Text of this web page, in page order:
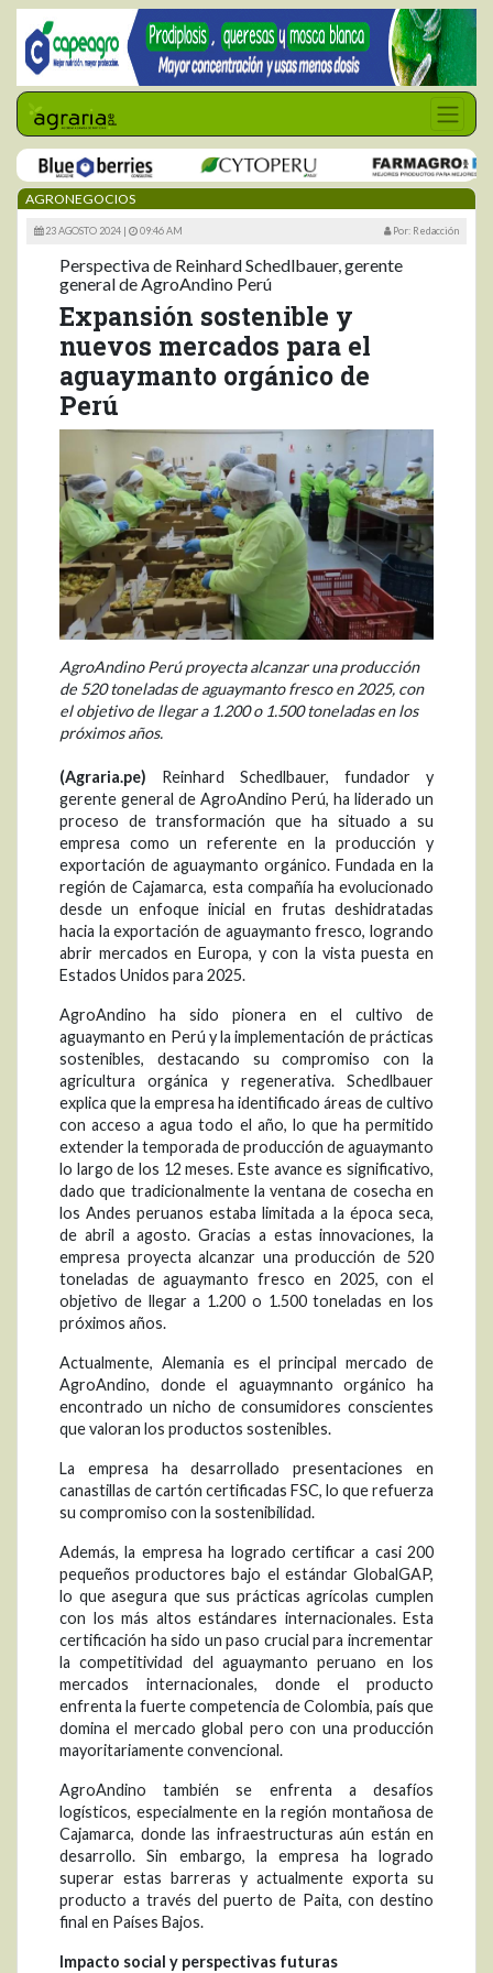
AGRONEGOCIOS
23 AGOSTO 2024 | 09:46 AM Por: Redacción
Perspectiva de Reinhard Schedlbauer, gerente
general de AgroAndino Perú
Expansión sostenible y
nuevos mercados para el
aguaymanto orgánico de
Perú
AgroAndino Perú proyecta alcanzar una producción
de 520 toneladas de aguaymanto fresco en 2025, con
el objetivo de llegar a 1.200 o 1.500 toneladas en los
próximos años.
(Agraria.pe) Reinhard Schedlbauer, fundador y
gerente general de AgroAndino Perú, ha liderado un
proceso de transformación que ha situado a su
empresa como un referente en la producción y
exportación de aguaymanto orgánico. Fundada en la
región de Cajamarca, esta compañía ha evolucionado
desde un enfoque inicial en frutas deshidratadas
hacia la exportación de aguaymanto fresco, logrando
abrir mercados en Europa, y con la vista puesta en
Estados Unidos para 2025.
AgroAndino ha sido pionera en el cultivo de
aguaymanto en Perú y la implementación de prácticas
sostenibles, destacando su compromiso con la
agricultura orgánica y regenerativa. Schedlbauer
explica que la empresa ha identificado áreas de cultivo
con acceso a agua todo el año, lo que ha permitido
extender la temporada de producción de aguaymanto
lo largo de los 12 meses. Este avance es significativo,
dado que tradicionalmente la ventana de cosecha en
los Andes peruanos estaba limitada a la época seca,
de abril a agosto. Gracias a estas innovaciones, la
empresa proyecta alcanzar una producción de 520
toneladas de aguaymanto fresco en 2025, con el
objetivo de llegar a 1.200 o 1.500 toneladas en los
próximos años.
Actualmente, Alemania es el principal mercado de
AgroAndino, donde el aguaymnanto orgánico ha
encontrado un nicho de consumidores conscientes
que valoran los productos sostenibles.
La empresa ha desarrollado presentaciones en
canastillas de cartón certificadas FSC, lo que refuerza
su compromiso con la sostenibilidad.
Además, la empresa ha logrado certificar a casi 200
pequeños productores bajo el estándar GlobalGAP,
lo que asegura que sus prácticas agrícolas cumplen
con los más altos estándares internacionales. Esta
certificación ha sido un paso crucial para incrementar
la competitividad del aguaymanto peruano en los
mercados internacionales, donde el producto
enfrenta la fuerte competencia de Colombia, país que
domina el mercado global pero con una producción
mayoritariamente convencional.
AgroAndino también se enfrenta a desafíos
logísticos, especialmente en la región montañosa de
Cajamarca, donde las infraestructuras aún están en
desarrollo. Sin embargo, la empresa ha logrado
superar estas barreras y actualmente exporta su
producto a través del puerto de Paita, con destino
final en Países Bajos.
Impacto social y perspectivas futuras